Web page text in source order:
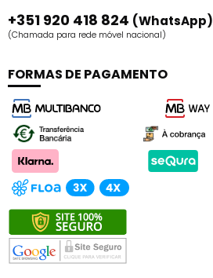
+351 920 418 824 (WhatsApp)
(Chamada para rede móvel nacional)
FORMAS DE PAGAMENTO